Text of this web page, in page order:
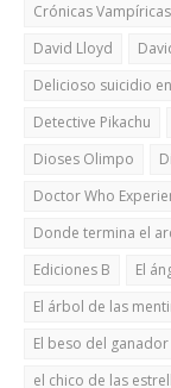
Crónicas Vampíricas
David Lloyd
Delicioso suicidio
Detective Pikachu
Dioses Olimpo
Doctor Who
Donde termina el
Ediciones B
El
El árbol de las
El beso del ganador
el chico de las